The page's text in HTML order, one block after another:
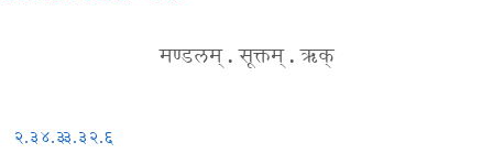
मण्डलम् . सूक्तम् . ऋक्
२.३४.३३.३२.६